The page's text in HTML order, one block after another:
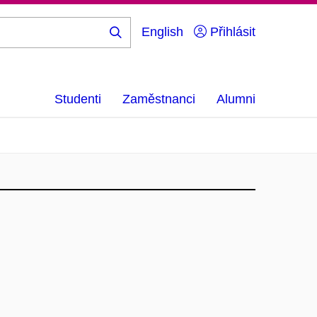
English Přihlásit
Studenti Zaměstnanci Alumni